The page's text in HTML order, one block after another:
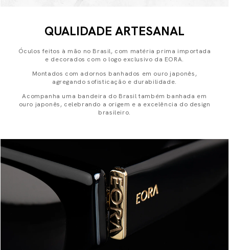
QUALIDADE ARTESANAL
Óculos feitos à mão no Brasil, com matéria prima importada
e decorados com o logo exclusivo da EORA.
Montados com adornos banhados em ouro japonês,
agregando sofisticação e durabilidade.
Acompanha uma bandeira do Brasil também banhada em
ouro japonês, celebrando a origem e a excelência do design
brasileiro.